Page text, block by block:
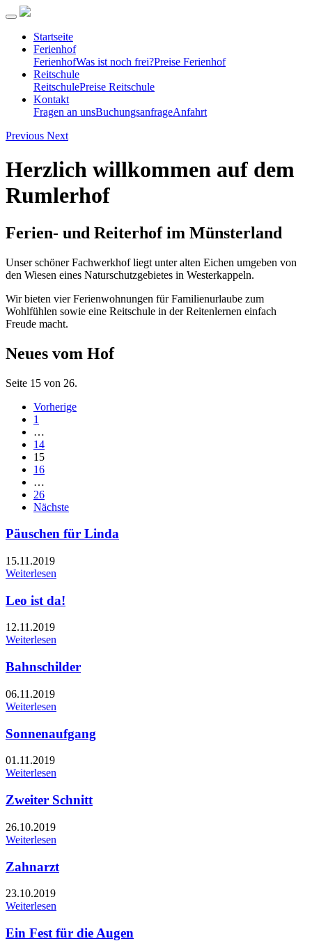
Startseite
Ferienhof
FerienhofWas ist noch frei?Preise Ferienhof
Reitschule
ReitschulePreise Reitschule
Kontakt
Fragen an unsBuchungsanfrageAnfahrt
Previous Next
Herzlich willkommen auf dem
Rumlerhof
Ferien- und Reiterhof im Münsterland
Unser schöner Fachwerkhof liegt unter alten Eichen umgeben von
den Wiesen eines Naturschutzgebietes in Westerkappeln.
Wir bieten vier Ferienwohnungen für Familienurlaube zum
Wohlfühlen sowie eine Reitschule in der Reitenlernen einfach
Freude macht.
Neues vom Hof
Seite 15 von 26.
Vorherige
1
…
14
15
16
…
26
Nächste
Päuschen für Linda
15.11.2019
Weiterlesen
Leo ist da!
12.11.2019
Weiterlesen
Bahnschilder
06.11.2019
Weiterlesen
Sonnenaufgang
01.11.2019
Weiterlesen
Zweiter Schnitt
26.10.2019
Weiterlesen
Zahnarzt
23.10.2019
Weiterlesen
Ein Fest für die Augen